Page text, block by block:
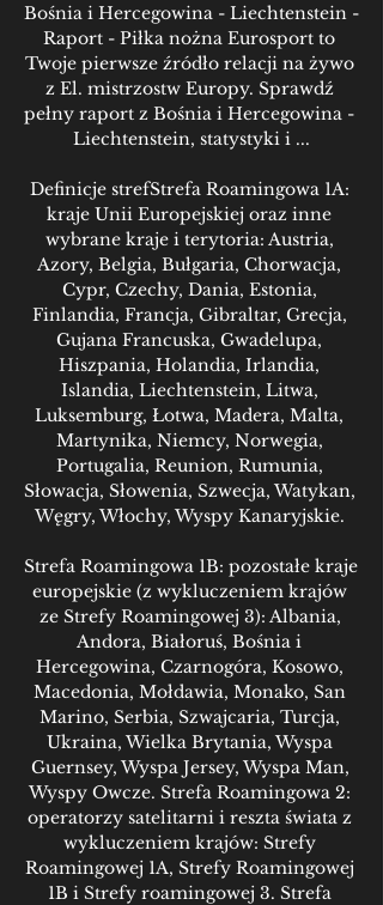
Bośnia i Hercegowina - Liechtenstein -
Raport - Piłka nożna Eurosport to
Twoje pierwsze źródło relacji na żywo
z El. mistrzostw Europy. Sprawdź
pełny raport z Bośnia i Hercegowina -
Liechtenstein, statystyki i ...
Definicje strefStrefa Roamingowa 1A:
kraje Unii Europejskiej oraz inne
wybrane kraje i terytoria: Austria,
Azory, Belgia, Bułgaria, Chorwacja,
Cypr, Czechy, Dania, Estonia,
Finlandia, Francja, Gibraltar, Grecja,
Gujana Francuska, Gwadelupa,
Hiszpania, Holandia, Irlandia,
Islandia, Liechtenstein, Litwa,
Luksemburg, Łotwa, Madera, Malta,
Martynika, Niemcy, Norwegia,
Portugalia, Reunion, Rumunia,
Słowacja, Słowenia, Szwecja, Watykan,
Węgry, Włochy, Wyspy Kanaryjskie.
Strefa Roamingowa 1B: pozostałe kraje
europejskie (z wykluczeniem krajów
ze Strefy Roamingowej 3): Albania,
Andora, Białoruś, Bośnia i
Hercegowina, Czarnogóra, Kosowo,
Macedonia, Mołdawia, Monako, San
Marino, Serbia, Szwajcaria, Turcja,
Ukraina, Wielka Brytania, Wyspa
Guernsey, Wyspa Jersey, Wyspa Man,
Wyspy Owcze. Strefa Roamingowa 2:
operatorzy satelitarni i reszta świata z
wykluczeniem krajów: Strefy
Roamingowej 1A, Strefy Roamingowej
1B i Strefy roamingowej 3. Strefa